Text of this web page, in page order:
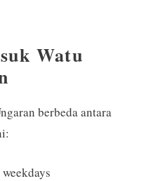
Watu
berbeda antara